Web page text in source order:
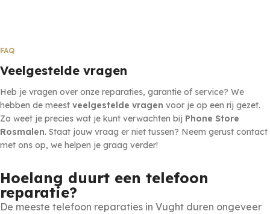
FAQ
Veelgestelde vragen
Heb je vragen over onze reparaties, garantie of service? We
hebben de meest veelgestelde vragen voor je op een rij gezet.
Zo weet je precies wat je kunt verwachten bij Phone Store
Rosmalen. Staat jouw vraag er niet tussen? Neem gerust contact
met ons op, we helpen je graag verder!
Hoelang duurt een telefoon
reparatie?
De meeste telefoon reparaties in Vught duren ongeveer